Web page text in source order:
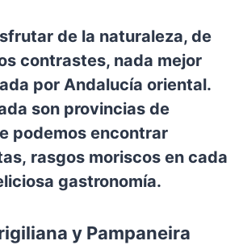
de la naturaleza, de
contrastes, nada mejor
por Andalucía oriental.
son provincias de
podemos encontrar
rasgos moriscos en cada
gastronomía.
y Pampaneira